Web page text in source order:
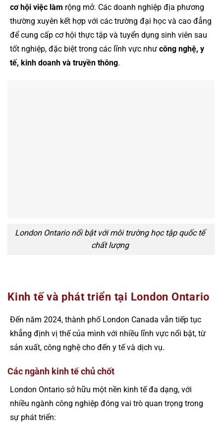
cơ hội việc làm rộng mở. Các doanh nghiệp địa phương
thường xuyên kết hợp với các trường đại học và cao đẳng
để cung cấp cơ hội thực tập và tuyển dụng sinh viên sau
tốt nghiệp, đặc biệt trong các lĩnh vực như công nghệ, y
tế, kinh doanh và truyền thông.
London Ontario nổi bật với môi trường học tập quốc tế
chất lượng
Kinh tế và phát triển tại London Ontario
Đến năm 2024, thành phố London Canada vẫn tiếp tục
khẳng định vị thế của mình với nhiều lĩnh vực nổi bật, từ
sản xuất, công nghệ cho đến y tế và dịch vụ.
Các ngành kinh tế chủ chốt
London Ontario sở hữu một nền kinh tế đa dạng, với
nhiều ngành công nghiệp đóng vai trò quan trọng trong
sự phát triển: